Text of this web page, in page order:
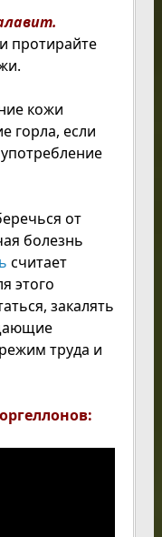
протирайте
кожи
горла, если
от
болезнь
считает
этого
закалять
труда и